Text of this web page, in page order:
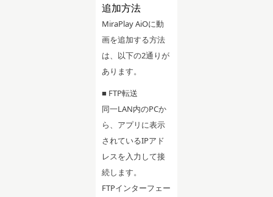
追加方法
MiraPlay AiOに動
画を追加する方法
は、以下の2通りが
あります。
■ FTP転送
同一LAN内のPCか
ら、アプリに表示
されているIPアド
レスを入力して接
続します。
FTPインターフェー